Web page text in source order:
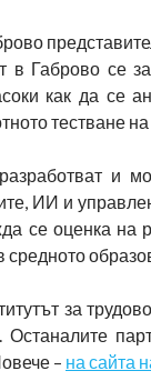
в Габрово се
как да се
тестване
и
ИИ и
се оценка на
средното
за
– на сайта